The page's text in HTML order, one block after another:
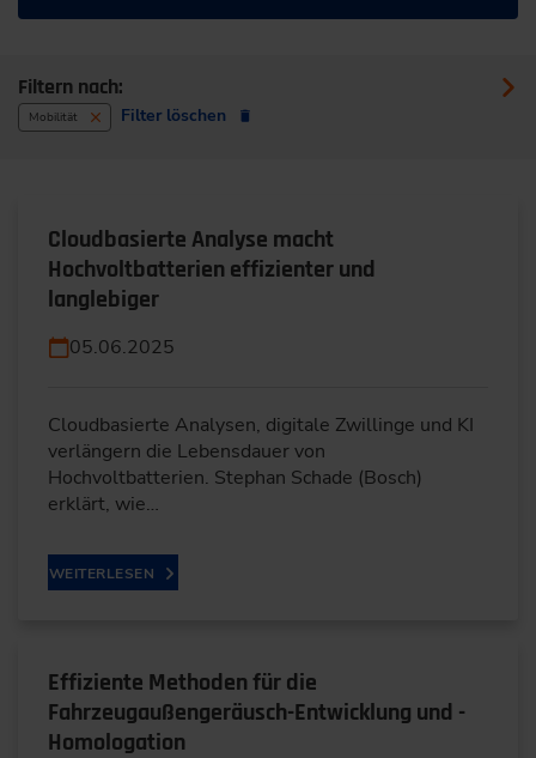
Filtern nach:
Mobilität Filter löschen
Cloudbasierte Analyse macht
Hochvoltbatterien effizienter und
langlebiger
05.06.2025
Cloudbasierte Analysen, digitale Zwillinge und KI
verlängern die Lebensdauer von
Hochvoltbatterien. Stephan Schade (Bosch)
erklärt, wie…
WEITERLESEN
Effiziente Methoden für die
Fahrzeugaußengeräusch-Entwicklung und -
Homologation